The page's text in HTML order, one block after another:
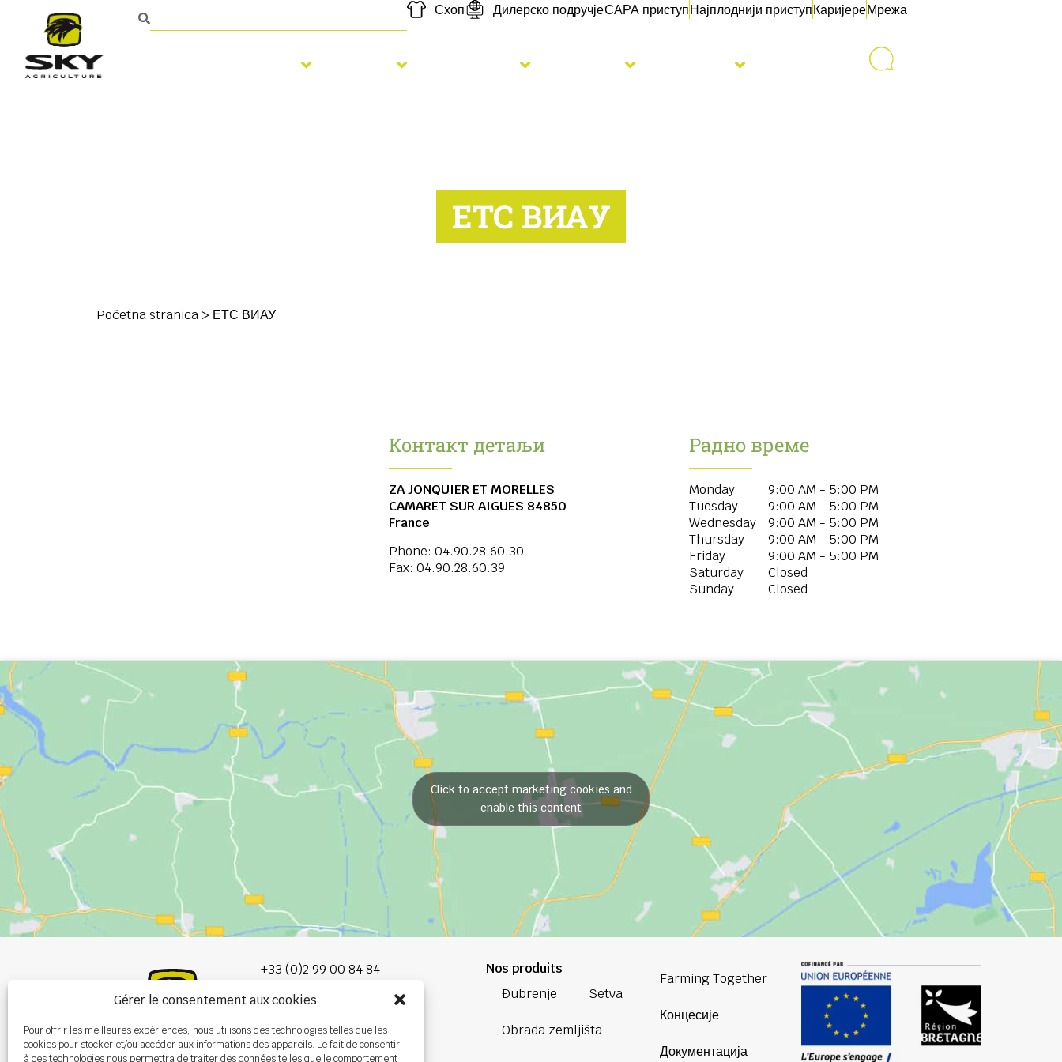
Gérer le consentement aux cookies
Pour offrir les meilleures expériences, nous utilisons des technologies telles que les
cookies pour stocker et/ou accéder aux informations des appareils. Le fait de consentir
à ces technologies nous permettra de traiter des données telles que le comportement
Схоп Дилерско подручјеСАРА приступНајплоднији приступКаријереМрежа
ЕТС ВИАУ
Početna stranica > ЕТС ВИАУ
Контакт детаљи
ZA JONQUIER ET MORELLES
CAMARET SUR AIGUES 84850
France
Phone: 04.90.28.60.30
Fax: 04.90.28.60.39
Радно време
Monday
9:00 AM - 5:00 PM
Tuesday
9:00 AM - 5:00 PM
Wednesday
9:00 AM - 5:00 PM
Thursday
9:00 AM - 5:00 PM
Friday
9:00 AM - 5:00 PM
Saturday
Closed
Sunday
Closed
Click to accept marketing cookies and
enable this content
+33 (0)2 99 00 84 84
info@burel-group.com
Les Portes de Bretagne
P.A. de la Gaultière,
Nos produits
Đubrenje
Setva
Obrada zemljišta
Farming Together
Концесије
Документација